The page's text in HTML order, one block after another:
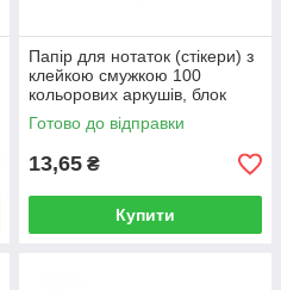
Папір для нотаток (стікери) з
клейкою смужкою 100
кольорових аркушів, блок
76х76мм
Готово до відправки
13,65 ₴
Купити